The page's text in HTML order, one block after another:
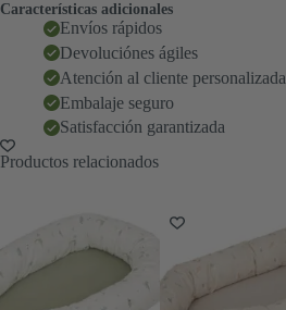
Características adicionales
Envíos rápidos
Devoluciónes ágiles
Atención al cliente personalizada
Embalaje seguro
Satisfacción garantizada
Productos relacionados